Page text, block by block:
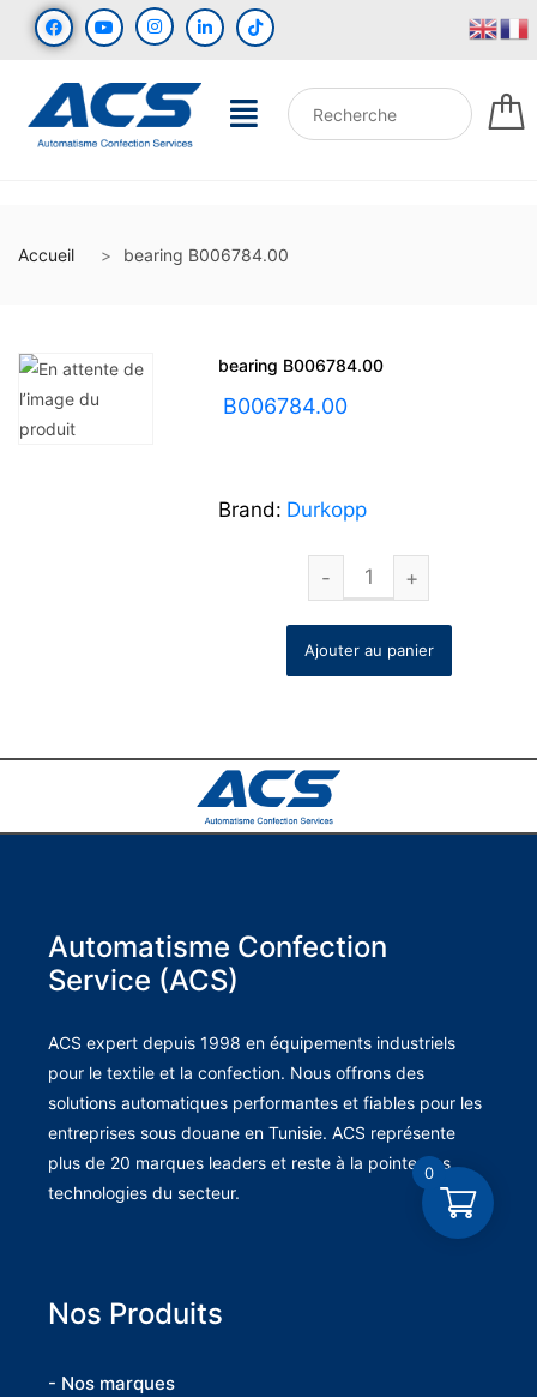
Accueil bearing B006784.00
bearing B006784.00
B006784.00
Brand: Durkopp
Ajouter au panier
Automatisme Confection
Service (ACS)
ACS expert depuis 1998 en équipements industriels
pour le textile et la confection. Nous offrons des
solutions automatiques performantes et fiables pour les
entreprises sous douane en Tunisie. ACS représente
plus de 20 marques leaders et reste à la pointe des
technologies du secteur.
Nos Produits
- Nos marques
0